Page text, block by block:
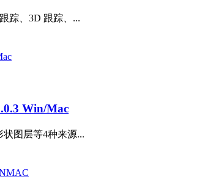
踪、3D 跟踪、...
Win/Mac
图层等4种来源...